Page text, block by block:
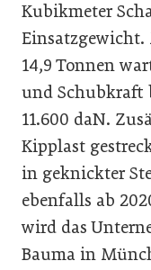
Kubikmeter
14,9 Tonnen
und Schubkraft
11.600 daN.
Kipplast
in geknickter
ebenfalls ab
wird das
Bauma in